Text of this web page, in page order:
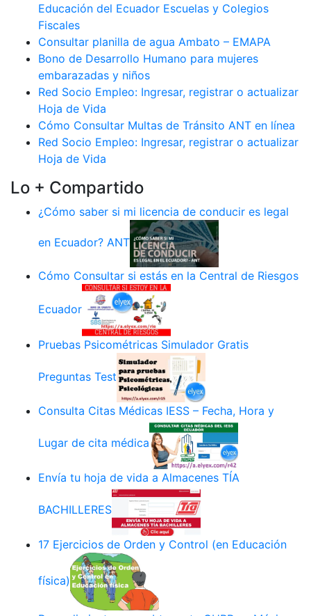
Educación del Ecuador Escuelas y Colegios
Fiscales
Consultar planilla de agua Ambato – EMAPA
Bono de Desarrollo Humano para mujeres
embarazadas y niños
Red Socio Empleo: Ingresar, registrar o actualizar
Hoja de Vida
Cómo Consultar Multas de Tránsito ANT en línea
Red Socio Empleo: Ingresar, registrar o actualizar
Hoja de Vida
Lo + Compartido
¿Cómo saber si mi licencia de conducir es legal
en Ecuador? ANT
Cómo Consultar si estás en la Central de Riesgos
Ecuador
Pruebas Psicométricas Simulador Gratis
Preguntas Test
Consulta Citas Médicas IESS – Fecha, Hora y
Lugar de cita médica
Envía tu hoja de vida a Almacenes TÍA
BACHILLERES
17 Ejercicios de Orden y Control (en Educación
física)